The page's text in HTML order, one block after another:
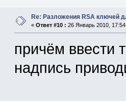
Re: Разложения RSA ключей
« Ответ #10 : 26 Январь 2010,
причём ввести
надпись